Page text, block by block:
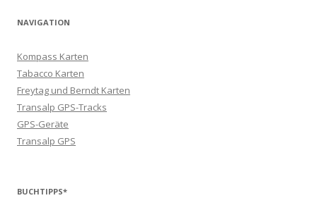
NAVIGATION
Kompass Karten
Tabacco Karten
Freytag und Berndt Karten
Transalp GPS-Tracks
GPS-Geräte
Transalp GPS
BUCHTIPPS*